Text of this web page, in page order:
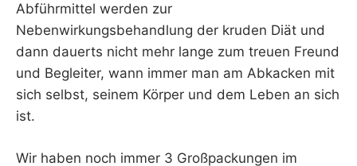
Abführmittel werden zur
Nebenwirkungsbehandlung der kruden Diät und
dann dauerts nicht mehr lange zum treuen Freund
und Begleiter, wann immer man am Abkacken mit
sich selbst, seinem Körper und dem Leben an sich
ist.
Wir haben noch immer 3 Großpackungen im